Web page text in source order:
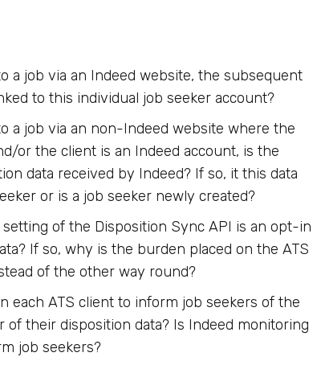
a job via an Indeed website, the subsequent
to this individual job seeker account?
a job via an non-Indeed website where the
or the client is an Indeed account, is the
data received by Indeed? If so, it this data
or is a job seeker newly created?
of the Disposition Sync API is an opt-in
If so, why is the burden placed on the ATS
of the other way round?
each ATS client to inform job seekers of the
of their disposition data? Is Indeed monitoring
job seekers?